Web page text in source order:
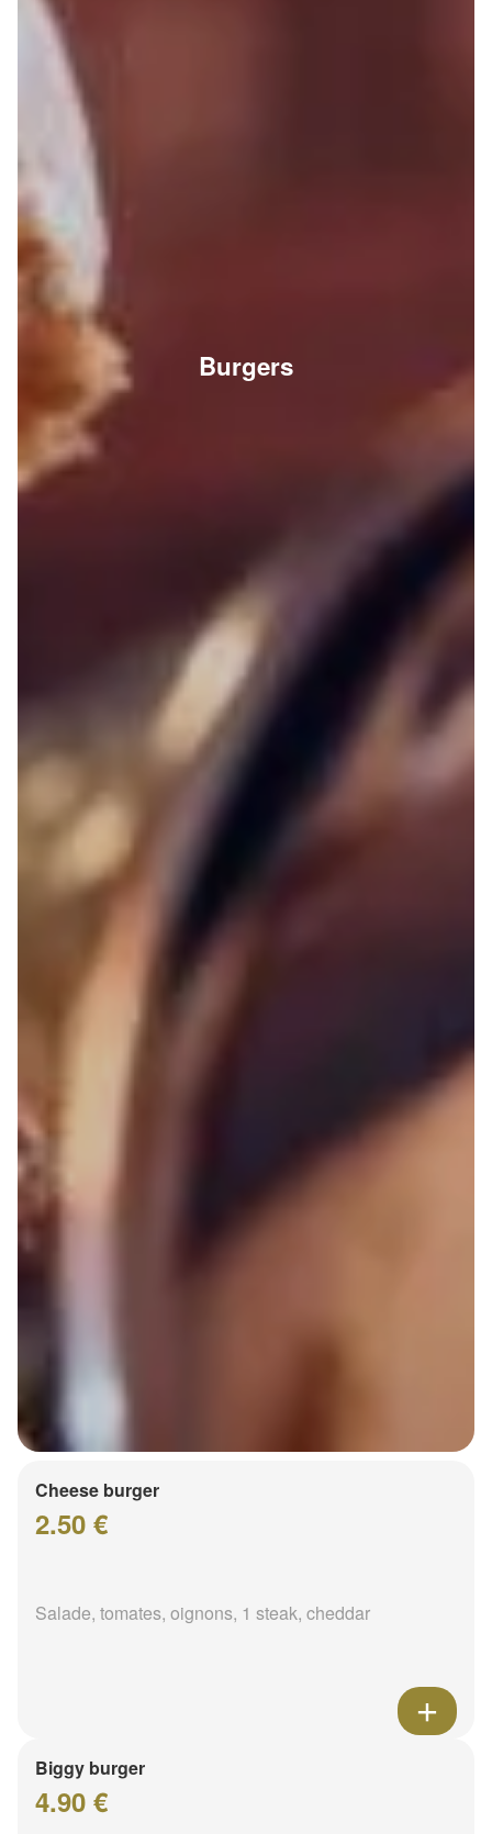
Burgers
Cheese burger
2.50 €
Salade, tomates, oignons, 1 steak, cheddar
Biggy burger
4.90 €